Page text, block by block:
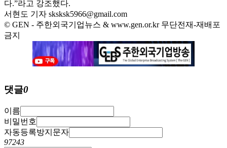
다.”라고 강조했다.
서현도 기자 sksksk5966@gmail.com
© GEN - 주한외국기업뉴스 & www.gen.or.kr 무단전재-재배포
금지
댓글0
이름
비밀번호
자동등록방지문자
97243